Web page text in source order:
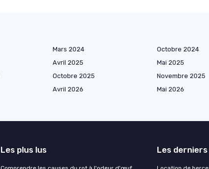
Mars 2024 Octobre 2024
Avril 2025 Mai 2025
Octobre 2025 Novembre 2025
Avril 2026 Mai 2026
Les plus lus Les